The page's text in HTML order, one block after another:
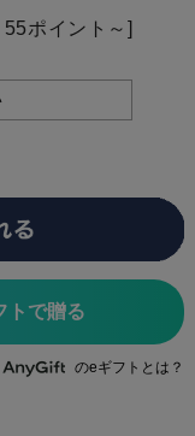
ポイント～]
トで贈る
のeギフトとは？